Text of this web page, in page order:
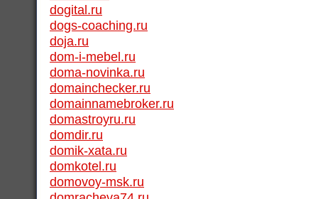
dogital.ru
dogs-coaching.ru
doja.ru
dom-i-mebel.ru
doma-novinka.ru
domainchecker.ru
domainnamebroker.ru
domastroyru.ru
domdir.ru
domik-xata.ru
domkotel.ru
domovoy-msk.ru